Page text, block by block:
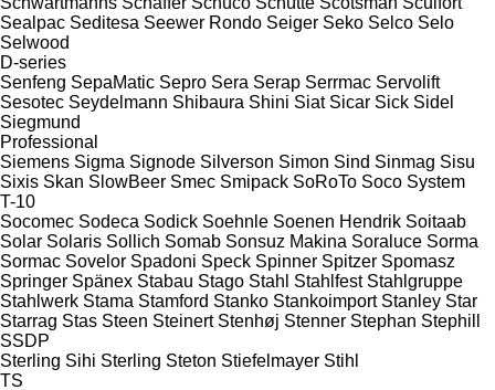
Sealpac Seditesa Seewer Rondo Seiger Seko Selco Selo
Selwood
D-series
Senfeng SepaMatic Sepro Sera Serap Serrmac Servolift
Sesotec Seydelmann Shibaura Shini Siat Sicar Sick Sidel
Siegmund
Professional
Siemens Sigma Signode Silverson Simon Sind Sinmag Sisu
Sixis Skan SlowBeer Smec Smipack SoRoTo Soco System
T-10
Socomec Sodeca Sodick Soehnle Soenen Hendrik Soitaab
Solar Solaris Sollich Somab Sonsuz Makina Soraluce Sorma
Sormac Sovelor Spadoni Speck Spinner Spitzer Spomasz
Springer Spänex Stabau Stago Stahl Stahlfest Stahlgruppe
Stahlwerk Stama Stamford Stanko Stankoimport Stanley Star
Starrag Stas Steen Steinert Stenhøj Stenner Stephan Stephill
SSDP
Sterling Sihi Sterling Steton Stiefelmayer Stihl
TS